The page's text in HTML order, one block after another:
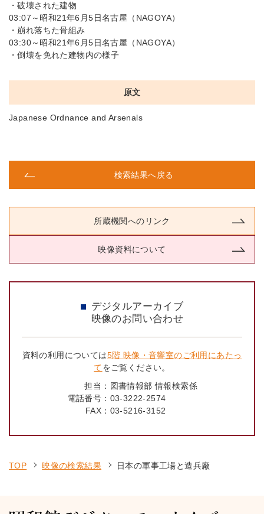
・破壊された建物
03:07～昭和21年6月5日名古屋（NAGOYA）
・崩れ落ちた骨組み
03:30～昭和21年6月5日名古屋（NAGOYA）
・倒壊を免れた建物内の様子
原文
Japanese Ordnance and Arsenals
検索結果へ戻る
所蔵機関へのリンク
映像資料について
デジタルアーカイブ
映像のお問い合わせ
資料の利用については5階 映像・音響室のご利用にあたっ
てをご覧ください。
担当： 図書情報部 情報検索係
電話番号： 03-3222-2574
FAX： 03-5216-3152
TOP 映像の検索結果 日本の軍事工場と造兵廠